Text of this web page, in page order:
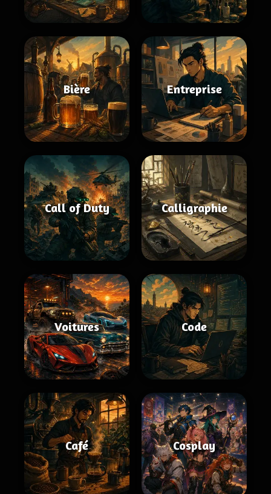
Bière Entreprise
Call of Duty Calligraphie
Voitures Code
Café Cosplay